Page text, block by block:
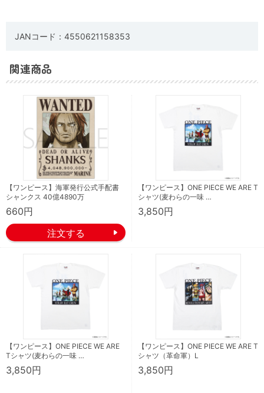
JANコード：4550621158353
関連商品
【ワンピース】海軍発行公式手配書
シャンクス 40億4890万
660円
【ワンピース】ONE PIECE WE ARE T
シャツ(麦わらの一味 …
3,850円
【ワンピース】ONE PIECE WE ARE
Tシャツ(麦わらの一味 …
3,850円
【ワンピース】ONE PIECE WE ARE T
シャツ（革命軍）L
3,850円